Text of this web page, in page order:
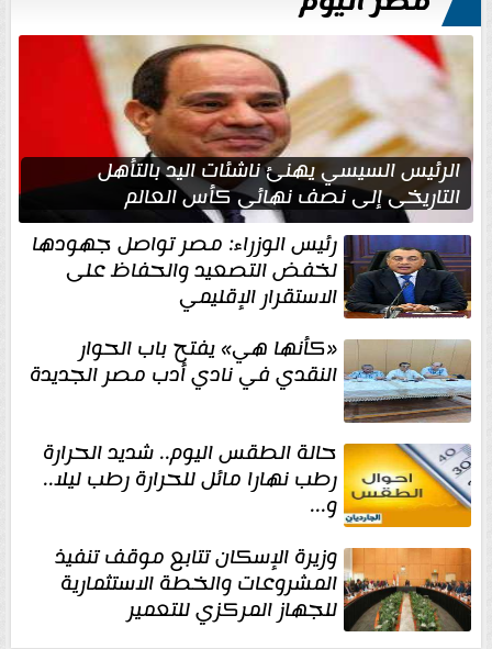
الرئيس السيسي يهنئ ناشئات اليد بالتأهل
التاريخي إلى نصف نهائي كأس العالم
رئيس الوزراء: مصر تواصل جهودها
لخفض التصعيد والحفاظ على
الاستقرار الإقليمي
«كأنها هي» يفتح باب الحوار
النقدي في نادي أدب مصر الجديدة
حالة الطقس اليوم.. شديد الحرارة
رطب نهارا مائل للحرارة رطب ليلا..
و...
وزيرة الإسكان تتابع موقف تنفيذ
المشروعات والخطة الاستثمارية
للجهاز المركزي للتعمير